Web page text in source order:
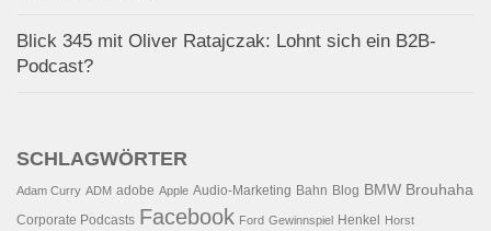
Blick 345 mit Oliver Ratajczak: Lohnt sich ein B2B-
Podcast?
SCHLAGWÖRTER
Adam Curry ADM adobe Apple Audio-Marketing Bahn Blog BMW Brouhaha
Corporate Podcasts Facebook Ford Gewinnspiel Henkel Horst